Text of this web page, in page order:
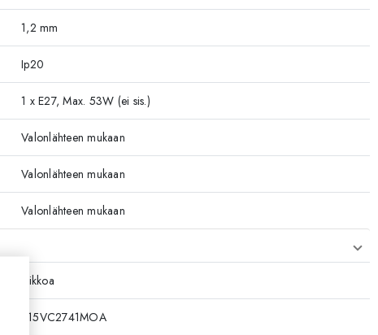
1,2 mm
Ip20
1 x E27, Max. 53W (ei sis.)
Valonlähteen mukaan
Valonlähteen mukaan
Valonlähteen mukaan
3-4 viikkoa
RT7015VC2741MOA